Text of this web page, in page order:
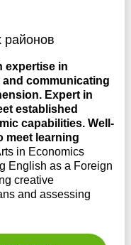
районов
expertise in
communicating
Expert in
established
capabilities. Well-
meet learning
in Economics
English as a Foreign
creative
and assessing